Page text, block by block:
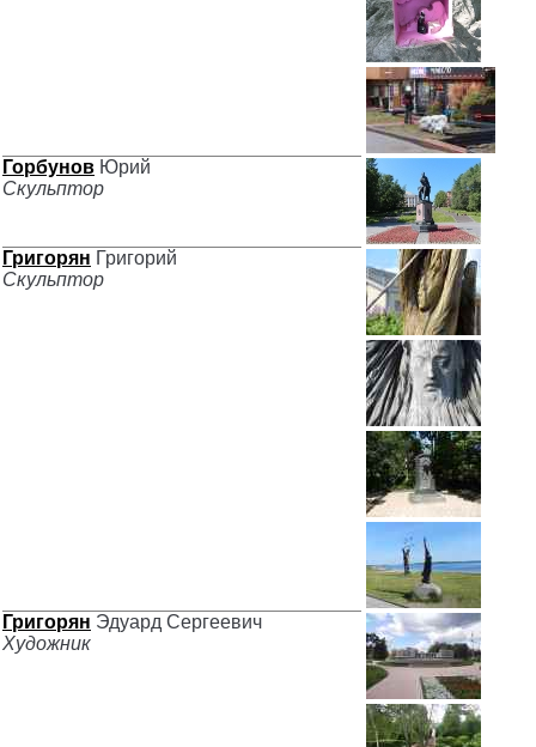
Горбунов Юрий
Скульптор
Григорян Григорий
Скульптор
Григорян Эдуард Сергеевич
Художник